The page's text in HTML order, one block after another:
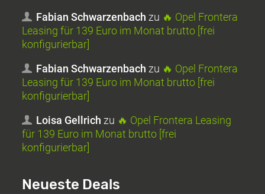
Fabian Schwarzenbach zu 🔥 Opel Frontera
Leasing für 139 Euro im Monat brutto [frei
konfigurierbar]
Fabian Schwarzenbach zu 🔥 Opel Frontera
Leasing für 139 Euro im Monat brutto [frei
konfigurierbar]
Loisa Gellrich zu 🔥 Opel Frontera Leasing
für 139 Euro im Monat brutto [frei
konfigurierbar]
Neueste Deals